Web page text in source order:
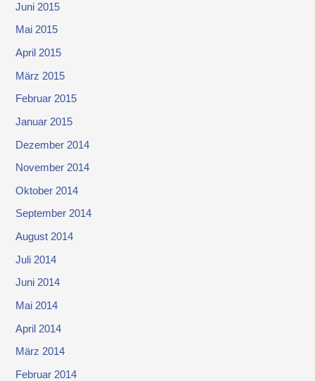
Juni 2015
Mai 2015
April 2015
März 2015
Februar 2015
Januar 2015
Dezember 2014
November 2014
Oktober 2014
September 2014
August 2014
Juli 2014
Juni 2014
Mai 2014
April 2014
März 2014
Februar 2014